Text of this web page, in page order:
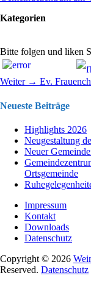
Kategorien
Bitte folgen und liken
Weiter → Nächster
Ev.
Neueste Beiträge
Highlights 2026
Neugestaltung
Neuer
Ortsgemeinde
Impressum
Kontakt
Downloads
Datenschutz
Copyright © 2026
Reserved. Datenschutz